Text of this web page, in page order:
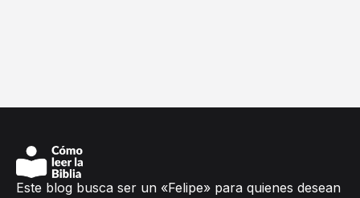
Este blog busca ser un «Felipe» para quienes desean